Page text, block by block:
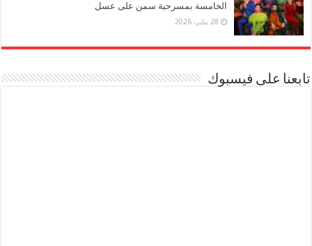
الخامسة بمسرحية سمن على عسل
28 يناير، 2026
تابعنا على فيسبوك